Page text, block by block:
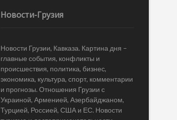
Новости-Грузия
Новости Грузии, Кавказа. Картина дня –
главные события, конфликты и
происшествия, политика, бизнес,
экономика, культура, спорт, комментарии
и прогнозы. Отношения Грузии с
Украиной, Арменией, Азербайджаном,
Турцией, Россией, США и ЕС. Новости